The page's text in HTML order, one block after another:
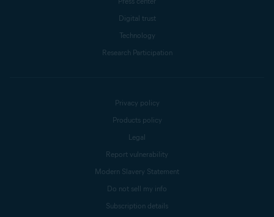
Digital trust
Technology
Research Participation
Privacy policy
Products policy
Legal
Report vulnerability
Modern Slavery Statement
Do not sell my info
Subscription details